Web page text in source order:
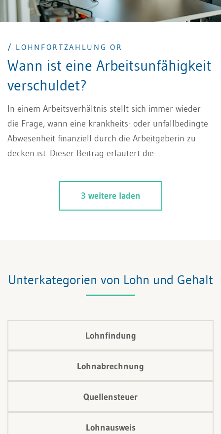
/ LOHNFORTZAHLUNG OR
Wann ist eine Arbeitsunfähigkeit
verschuldet?
In einem Arbeitsverhältnis stellt sich immer wieder
die Frage, wann eine krankheits- oder unfallbedingte
Abwesenheit finanziell durch die Arbeitgeberin zu
decken ist. Dieser Beitrag erläutert die
Art. 324a OR und geht insbesondere der Frage nach,
wann eine verschuldete Abwesenheit vorliegt. Ist die
Abwesenheit verschuldet, hat die Arbeitgeberin
Beweisproblematik in diesem Artikel behandelt.
3 weitere laden
Unterkategorien von Lohn und Gehalt
Lohnfindung
Lohnabrechnung
Quellensteuer
Lohnausweis